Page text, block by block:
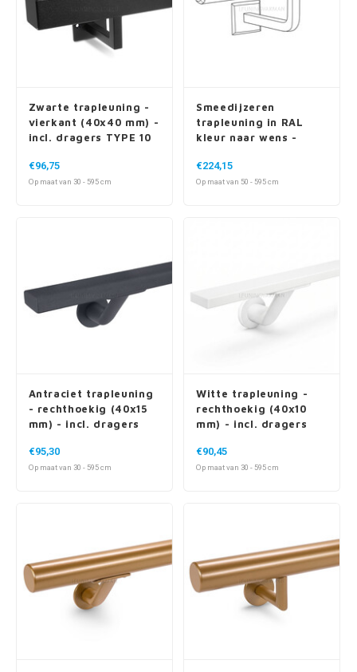
Zwarte trapleuning -
vierkant (40x40 mm) -
incl. dragers TYPE 10
€96,75
Op maat van 30 - 595 cm
Smeedijzeren
trapleuning in RAL
kleur naar wens -
- incl. vierkante
dragers - met rozet
€224,15
Op maat van 50 - 595 cm
Antraciet trapleuning
- rechthoekig (40x15
mm) - incl. dragers
€95,30
Op maat van 30 - 595 cm
Witte trapleuning -
rechthoekig (40x10
mm) - incl. dragers
€90,45
Op maat van 30 - 595 cm